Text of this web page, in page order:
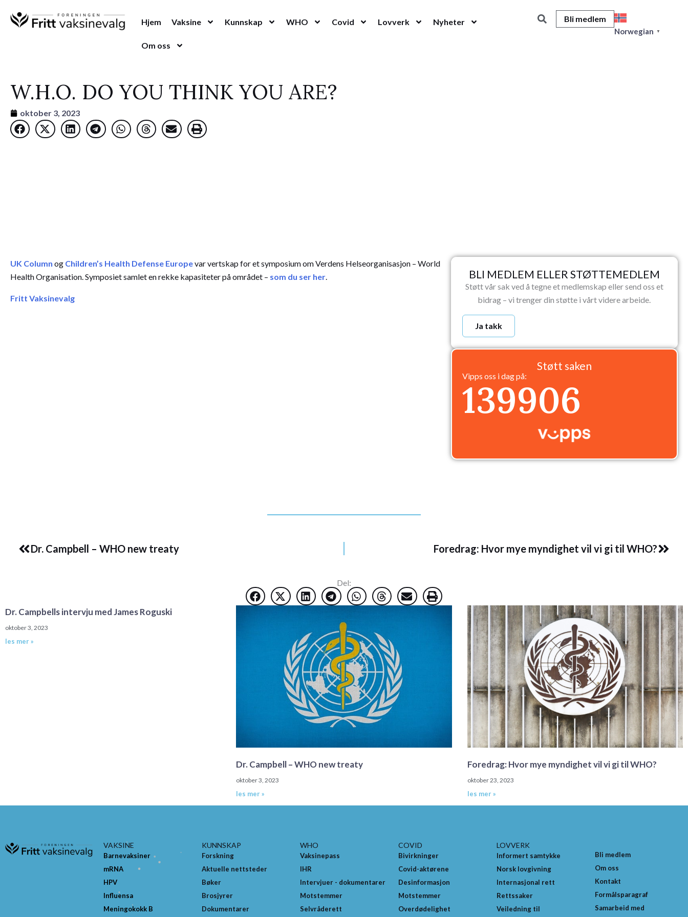
rett
Hjem Vaksine Kunnskap WHO Covid Lovverk Nyheter
Om oss
Bli medlem
Norwegian ▼
W.H.O. DO YOU THINK YOU ARE?
oktober 3, 2023
UK Column og Children’s Health Defense Europevar vertskap for et symposium om Verdens Helseorganisasjon – World
Health Organisation. Symposiet samlet en rekke kapasiteter på området – som du ser her.
Fritt Vaksinevalg
BLI MEDLEM ELLER STØTTEMEDLEM
Støtt vår sak ved å tegne et medlemskap eller send oss et
bidrag – vi trenger din støtte i vårt videre arbeide.
Ja takk
Støtt saken
Vipps oss i dag på:
139906
Dr. Campbell – WHO new treaty Foredrag: Hvor mye myndighet vil vi gi til WHO?
Del:
Dr. Campbells intervju med James Roguski
oktober 3, 2023
les mer »
Dr. Campbell – WHO new treaty
oktober 3, 2023
les mer »
Foredrag: Hvor mye myndighet vil vi gi til WHO?
oktober 23, 2023
les mer »
VAKSINE
Barnevaksiner
mRNA
HPV
Influensa
Meningokokk B
KUNNSKAP
Forskning
Aktuelle nettsteder
Bøker
Brosjyrer
Dokumentarer
WHO
Vaksinepass
IHR
Intervjuer - dokumentarer
Motstemmer
Selvråderett
COVID
Bivirkninger
Covid-aktørene
Desinformasjon
Motstemmer
Overdødelighet
LOVVERK
Informert samtykke
Norsk lovgivning
Internasjonal rett
Rettssaker
Veiledning til
Bli medlem
Om oss
Kontakt
Formålsparagraf
Samarbeid med